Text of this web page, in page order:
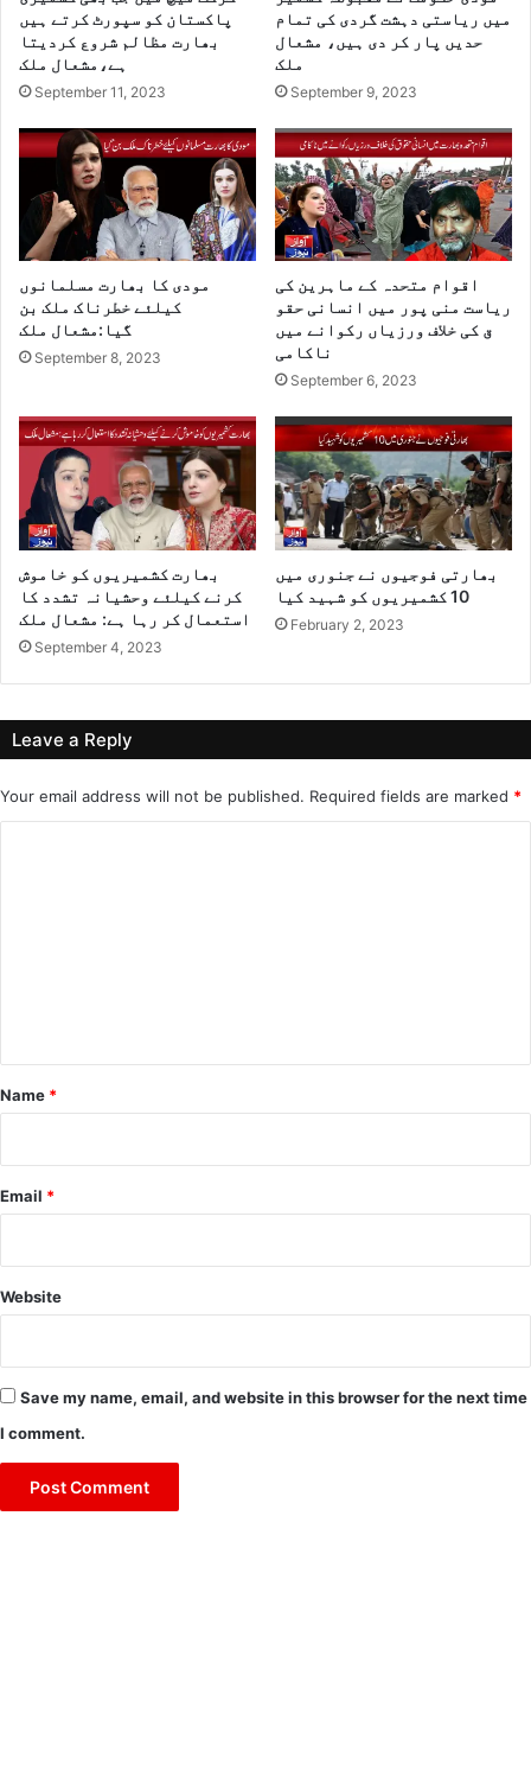
پاکستان کو سپورٹ کرتے ہیں
بھارت مظالم شروع کردیتا
ہے،مشعال ملک
September 11, 2023
میں ریاستی دہشت گردی کی تمام
حدیں پار کر دی ہیں، مشعال
ملک
September 9, 2023
مودی کا بھارت مسلمانوں
کیلئے خطرناک ملک بن
گیا:مشعال ملک
September 8, 2023
اقوام متحدہ کے ماہرین کی
ریاست منی پور میں انسانی حقو
ق کی خلاف ورزیاں رکوانے میں
ناکامی
September 6, 2023
بھارت کشمیریوں کو خاموش
کرنے کیلئے وحشیانہ تشدد کا
استعمال کر رہا ہے: مشعال ملک
September 4, 2023
بھارتی فوجیوں نے جنوری میں
10 کشمیریوں کو شہید کیا
February 2, 2023
Leave a Reply
Your email address will not be published. Required fields are marked *
*
Name *
Email *
Website
Save my name, email, and website in this browser for the next time
I comment.